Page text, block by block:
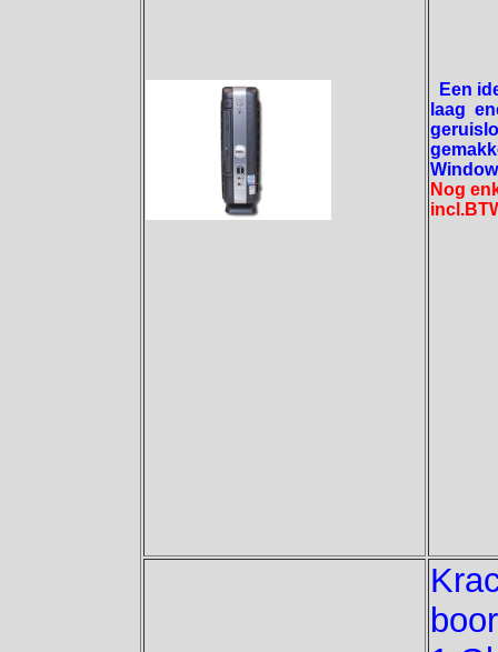
Een
laag
Nog